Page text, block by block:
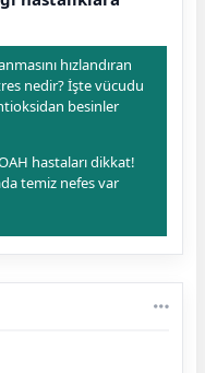
hızlandıran
nedir? İşte vücudu
besinler
hastaları dikkat!
temiz nefes var